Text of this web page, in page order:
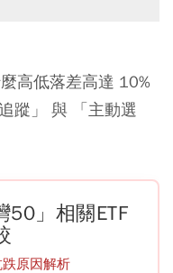
高低落差高達 10%
蹤」 與 「主動選
」相關ETF
原因解析